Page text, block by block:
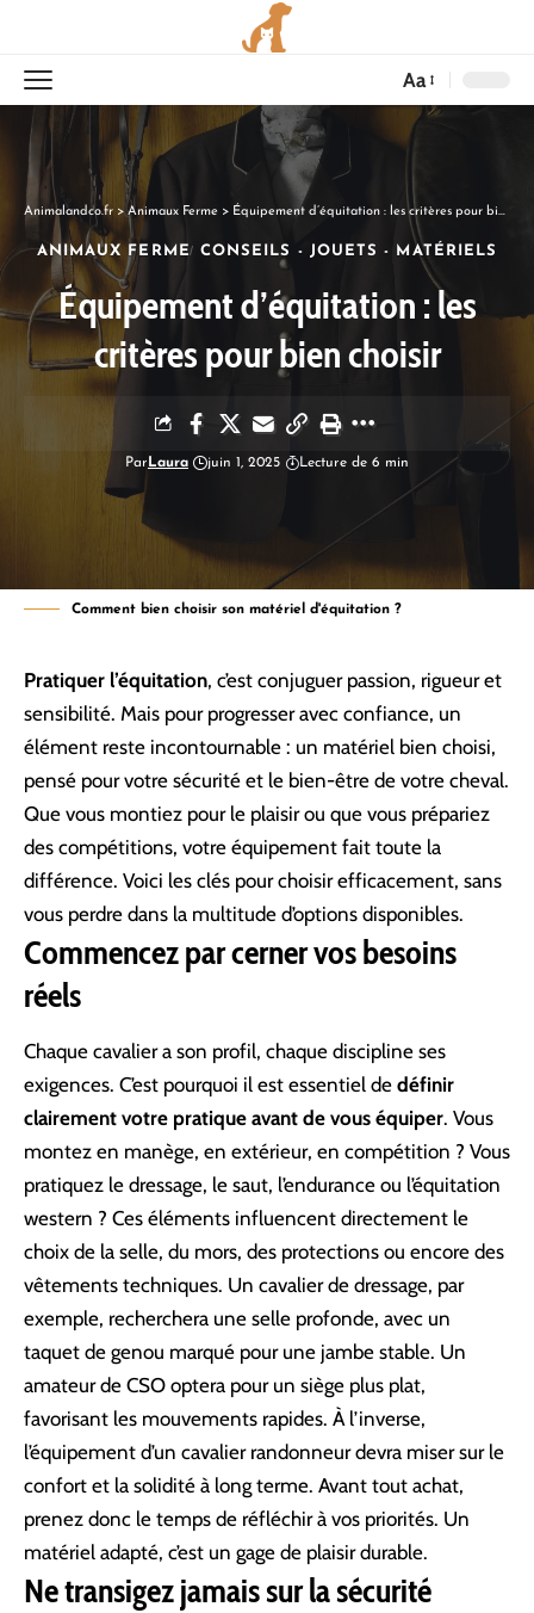
Aa
Animalandco.fr > Animaux Ferme > Équipement d’équitation : les critères pour bien choisir
ANIMAUX FERME CONSEILS - JOUETS - MATÉRIELS
Équipement d’équitation : les
critères pour bien choisir
Par Laura juin 1, 2025 Lecture de 6 min
Comment bien choisir son matériel d'équitation ?
Pratiquer l’équitation, c’est conjuguer passion, rigueur et
sensibilité. Mais pour progresser avec confiance, un
élément reste incontournable : un matériel bien choisi,
pensé pour votre sécurité et le bien-être de votre cheval.
Que vous montiez pour le plaisir ou que vous prépariez
des compétitions, votre équipement fait toute la
différence. Voici les clés pour choisir efficacement, sans
vous perdre dans la multitude d’options disponibles.
Commencez par cerner vos besoins
réels
Chaque cavalier a son profil, chaque discipline ses
exigences. C’est pourquoi il est essentiel de définir
clairement votre pratique avant de vous équiper. Vous
montez en manège, en extérieur, en compétition ? Vous
pratiquez le dressage, le saut, l’endurance ou l’équitation
western ? Ces éléments influencent directement le
choix de la selle, du mors, des protections ou encore des
vêtements techniques. Un cavalier de dressage, par
exemple, recherchera une selle profonde, avec un
taquet de genou marqué pour une jambe stable. Un
amateur de CSO optera pour un siège plus plat,
favorisant les mouvements rapides. À l’inverse,
l’équipement d’un cavalier randonneur devra miser sur le
confort et la solidité à long terme. Avant tout achat,
prenez donc le temps de réfléchir à vos priorités. Un
matériel adapté, c’est un gage de plaisir durable.
Ne transigez jamais sur la sécurité